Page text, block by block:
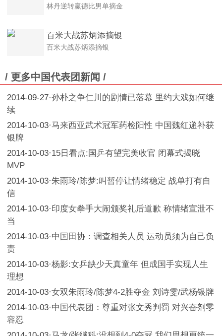
林丹逆转赢德比男单摘金
百米大战苏炳添摘银
百米大战苏炳添摘银
/ 更多中国代表团新闻 /
2014-09-27·孙朴之争仁川的剧情已落幕 里约大戏如何继
续
2014-10-03·马来西亚武术冠军药检阳性 中国魏红递补获
银牌
2014-10-03·15日看点:国乒有望完美收官 闭幕式揭晓
MVP
2014-10-03·朱雨玲/陈梦:叫暂停让情绪稳定 战单打有自
信
2014-10-03·印度女拳手大闹颁奖礼后道歉 称情绪宣泄不
当
2014-10-03·中国田协：调查相关人员 运动员须为自己负
责
2014-10-03·杨影:女乒缺少天真童年 但成国手实现人生
理想
2014-10-03·女双朱雨玲/陈梦4-2胜夺金 刘诗雯/武杨银牌
2014-10-03·中国代表团：尊重对张文秀判罚 对兴奋剂零
容忍